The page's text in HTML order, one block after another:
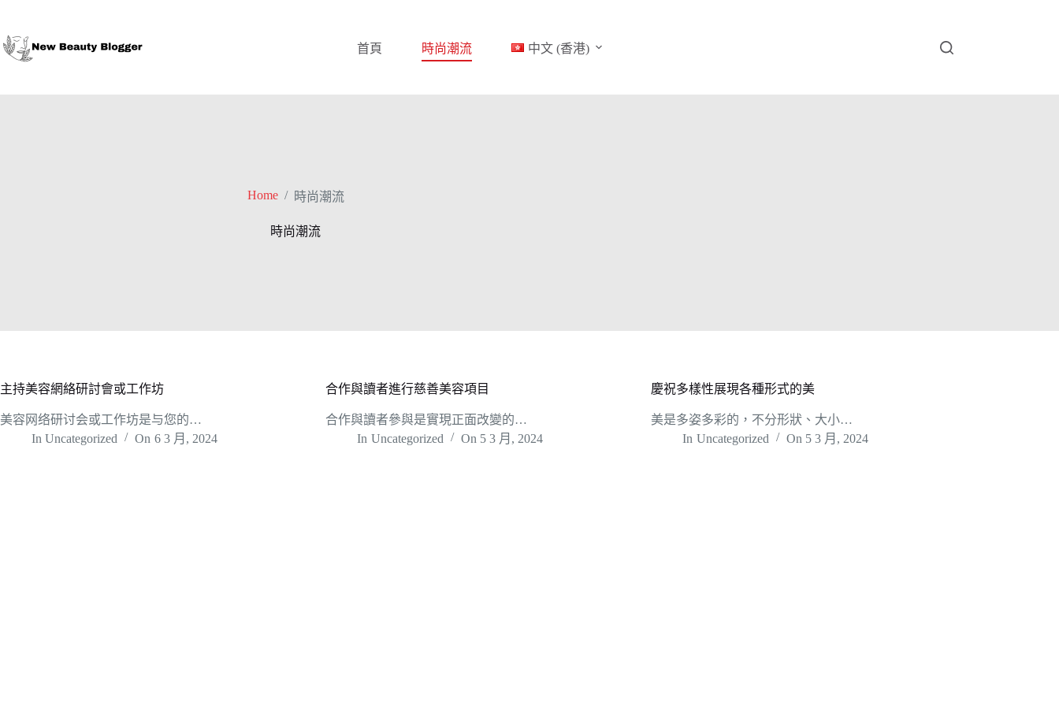
content
首頁
時尚潮流 中文 (香港)
Home / 時尚潮流
時尚潮流
主持美容網絡研討會或工作坊
美容网络研讨会或工作坊是与您的…
In Uncategorized On 6 3 月, 2024
合作與讀者進行慈善美容項目
合作與讀者參與是實現正面改變的…
In Uncategorized On 5 3 月, 2024
慶祝多樣性展現各種形式的美
美是多姿多彩的，不分形狀、大小…
In Uncategorized On 5 3 月, 2024